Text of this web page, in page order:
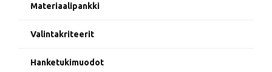
Materiaalipankki
Valintakriteerit
Hanketukimuodot